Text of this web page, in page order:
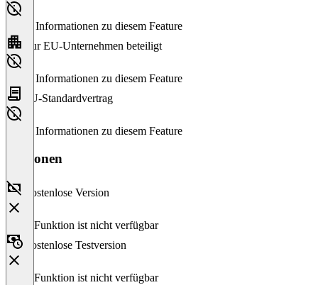
Keine Informationen zu diesem Feature
Nur EU-Unternehmen beteiligt
Keine Informationen zu diesem Feature
EU-Standardvertrag
Keine Informationen zu diesem Feature
Versionen
Kostenlose Version
Diese Funktion ist nicht verfügbar
Kostenlose Testversion
Diese Funktion ist nicht verfügbar